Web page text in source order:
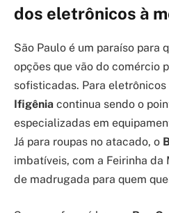
dos eletrônicos à
São Paulo é um paraíso para
opções que vão do comércio
sofisticadas. Para
Ifigênia continua sendo o
especializadas em
Já para roupas no atacado, o
imbatíveis, com a Feirinha
de madrugada para quem